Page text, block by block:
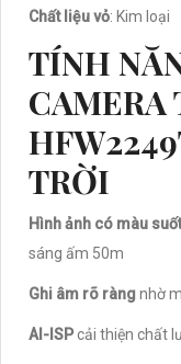
Chất liệu vỏ: Kim loại
TÍNH
TRỜI
Hình ảnh có màu
sáng ấm 50m
Ghi âm rõ ràngnhờ
AI-ISPcải thiện chất